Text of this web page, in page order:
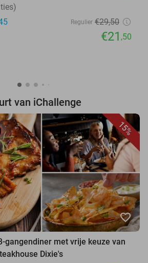
Regulier €29,50
€21 ,50
van iChallenge
15%
favorite_border
gangendiner met vrije keuze van
Dixie's